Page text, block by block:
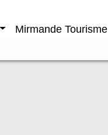
Mirmande Tourisme